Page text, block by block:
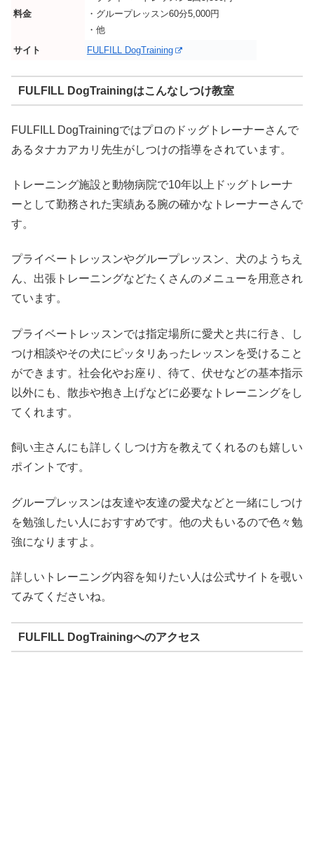
料金
・グループレッスン60分5,000円
・他
サイト
FULFILL DogTraining
FULFILL DogTrainingはこんなしつけ教室
FULFILL DogTrainingではプロのドッグトレーナーさんで
あるタナカアカリ先生がしつけの指導をされています。
トレーニング施設と動物病院で10年以上ドッグトレーナ
ーとして勤務された実績ある腕の確かなトレーナーさんで
す。
プライベートレッスンやグループレッスン、犬のようちえ
ん、出張トレーニングなどたくさんのメニューを用意され
ています。
プライベートレッスンでは指定場所に愛犬と共に行き、し
つけ相談やその犬にピッタリあったレッスンを受けること
ができます。社会化やお座り、待て、伏せなどの基本指示
以外にも、散歩や抱き上げなどに必要なトレーニングをし
てくれます。
飼い主さんにも詳しくしつけ方を教えてくれるのも嬉しい
ポイントです。
グループレッスンは友達や友達の愛犬などと一緒にしつけ
を勉強したい人におすすめです。他の犬もいるので色々勉
強になりますよ。
詳しいトレーニング内容を知りたい人は公式サイトを覗い
てみてくださいね。
FULFILL DogTrainingへのアクセス